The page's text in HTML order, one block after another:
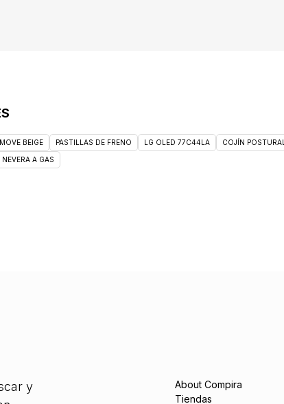
BEIGE PASTILLAS DE FRENO LG OLED 77C44LA COJÍN POSTURAL
NEVERA A GAS
y
About Compira
Tiendas